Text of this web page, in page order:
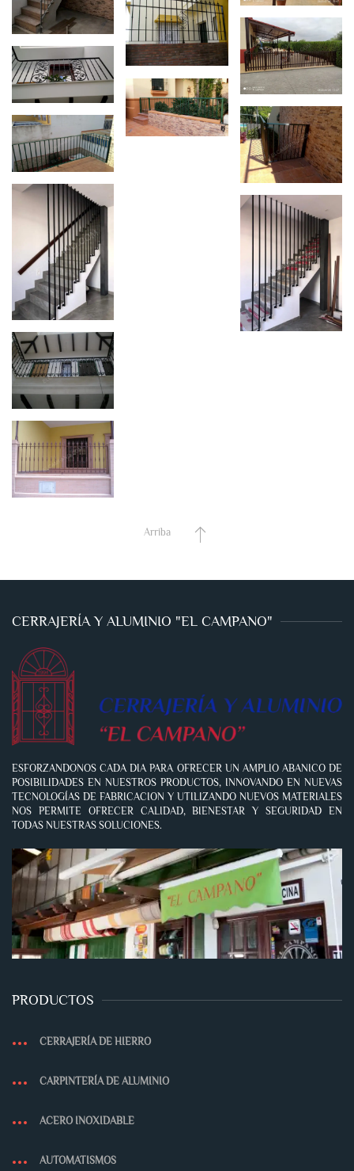
Arriba
CERRAJERÍA Y ALUMINIO "EL CAMPANO"
ESFORZANDONOS CADA DIA PARA OFRECER UN AMPLIO ABANICO DE
POSIBILIDADES EN NUESTROS PRODUCTOS, INNOVANDO EN NUEVAS
TECNOLOGÍAS DE FABRICACION Y UTILIZANDO NUEVOS MATERIALES
NOS PERMITE OFRECER CALIDAD, BIENESTAR Y SEGURIDAD EN
TODAS NUESTRAS SOLUCIONES.
PRODUCTOS
CERRAJERÍA DE HIERRO
CARPINTERÍA DE ALUMINIO
ACERO INOXIDABLE
AUTOMATISMOS